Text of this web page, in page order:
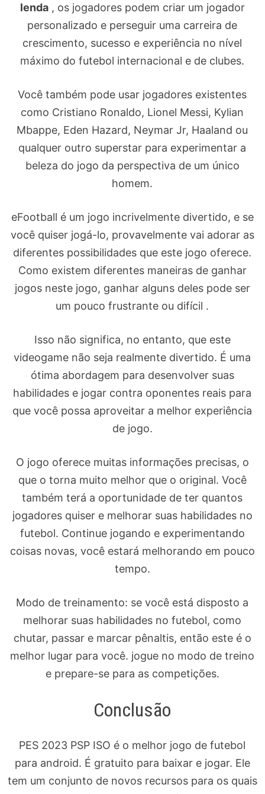
lenda, os jogadores podem criar um jogador
personalizado e perseguir uma carreira de
crescimento, sucesso e experiência no nível
máximo do futebol internacional e de clubes.
Você também pode usar jogadores existentes
como Cristiano Ronaldo, Lionel Messi, Kylian
Mbappe, Eden Hazard, Neymar Jr, Haaland ou
qualquer outro superstar para experimentar a
beleza do jogo da perspectiva de um único
homem.
eFootball é um jogo incrivelmente divertido, e se
você quiser jogá-lo, provavelmente vai adorar as
diferentes possibilidades que este jogo oferece.
Como existem diferentes maneiras de ganhar
jogos neste jogo, ganhar alguns deles pode ser
um pouco frustrante ou difícil .
Isso não significa, no entanto, que este
videogame não seja realmente divertido. É uma
ótima abordagem para desenvolver suas
habilidades e jogar contra oponentes reais para
que você possa aproveitar a melhor experiência
de jogo.
O jogo oferece muitas informações precisas, o
que o torna muito melhor que o original. Você
também terá a oportunidade de ter quantos
jogadores quiser e melhorar suas habilidades no
futebol. Continue jogando e experimentando
coisas novas, você estará melhorando em pouco
tempo.
Modo de treinamento: se você está disposto a
melhorar suas habilidades no futebol, como
chutar, passar e marcar pênaltis, então este é o
melhor lugar para você. jogue no modo de treino
e prepare-se para as competições.
Conclusão
PES 2023 PSP ISO é o melhor jogo de futebol
para android. É gratuito para baixar e jogar. Ele
tem um conjunto de novos recursos para os quais